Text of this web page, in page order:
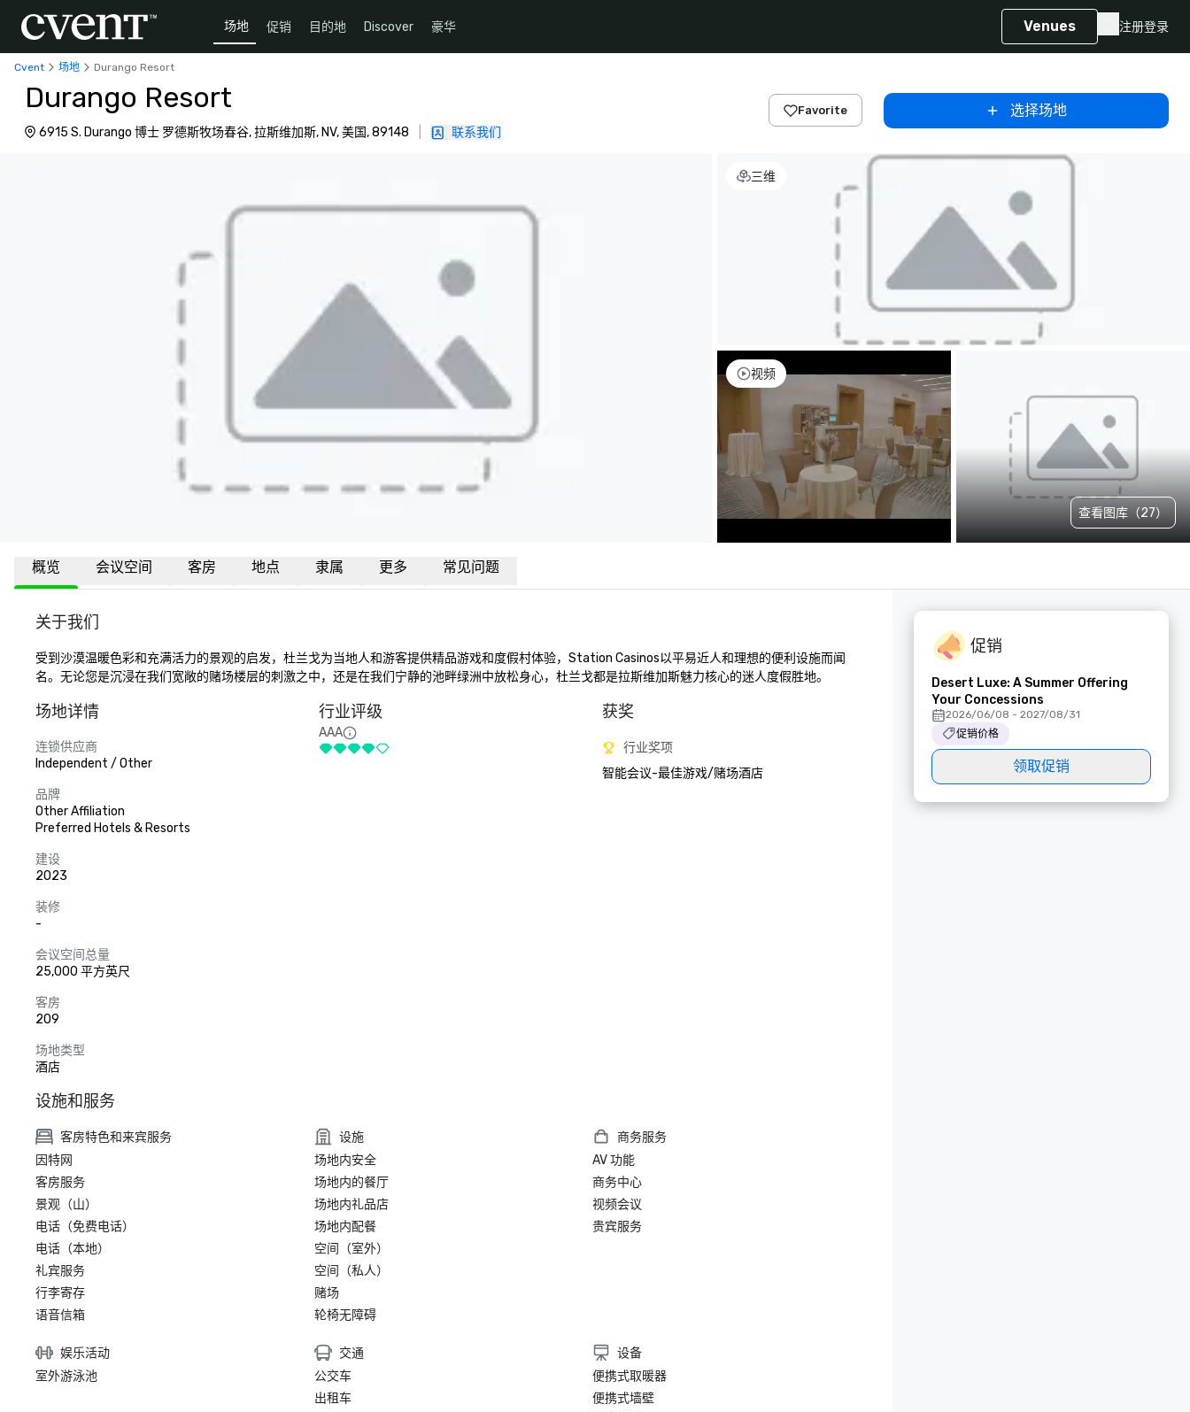
场地 促销 目的地 Discover 豪华 Venues 注册登录
Cvent 场地 Durango Resort
Durango Resort
6915 S. Durango 博士 罗德斯牧场春谷, 拉斯维加斯, NV, 美国, 89148 联系我们
Favorite 选择场地
三维
视频
查看图库（27）
概览 会议空间 客房 地点 隶属 更多 常见问题
关于我们
受到沙漠温暖色彩和充满活力的景观的启发，杜兰戈为当地人和游客提供精品游戏和度假村体验，Station Casinos以平易近人和理想的便利设施而闻
名。无论您是沉浸在我们宽敞的赌场楼层的刺激之中，还是在我们宁静的池畔绿洲中放松身心，杜兰戈都是拉斯维加斯魅力核心的迷人度假胜地。
场地详情
连锁供应商
Independent / Other
品牌
Other Affiliation
Preferred Hotels & Resorts
建设
2023
装修
-
会议空间总量
25,000 平方英尺
客房
209
场地类型
酒店
行业评级
AAA
获奖
行业奖项
智能会议-最佳游戏/赌场酒店
设施和服务
客房特色和来宾服务
因特网
客房服务
景观（山）
电话（免费电话）
电话（本地）
礼宾服务
行李寄存
语音信箱
设施
场地内安全
场地内的餐厅
场地内礼品店
场地内配餐
空间（室外）
空间（私人）
赌场
轮椅无障碍
商务服务
AV 功能
商务中心
视频会议
贵宾服务
娱乐活动
室外游泳池
交通
公交车
出租车
设备
便携式取暖器
便携式墙壁
促销
Desert Luxe: A Summer Offering
Your Concessions
2026/06/08 - 2027/08/31
促销价格
领取促销